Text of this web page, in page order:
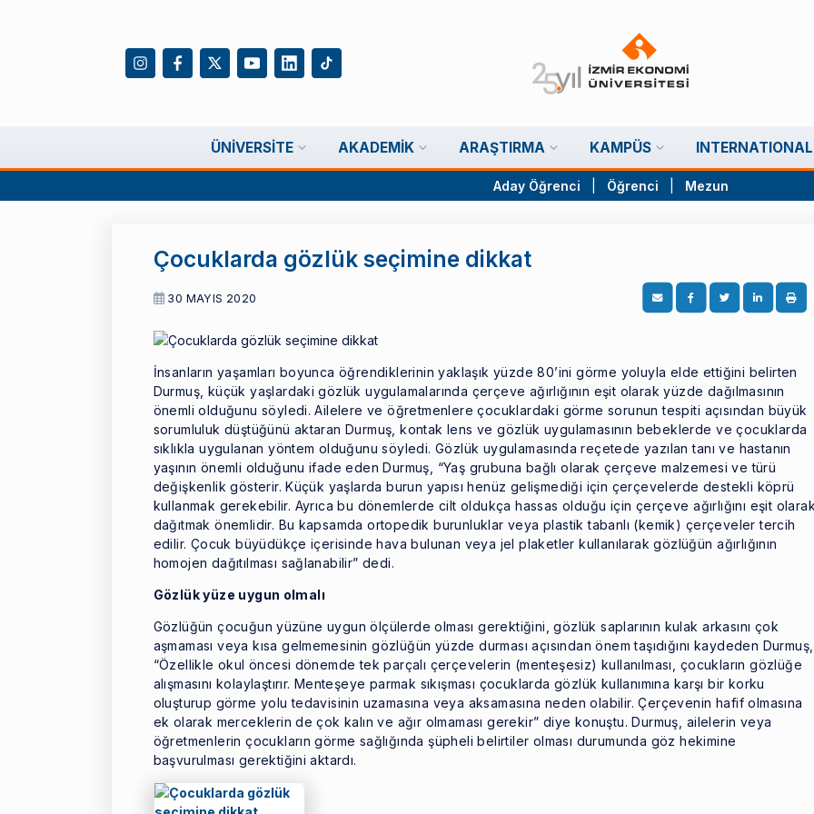
ÜNIVERSITE AKADEMIK ARAŞTIRMA KAMPÜS INTERNATIONAL
Aday Öğrenci Öğrenci Mezun
Çocuklarda gözlük seçimine dikkat
30 MAYIS 2020
İnsanların yaşamları boyunca öğrendiklerinin yaklaşık yüzde 80’ini görme yoluyla elde ettiğini belirten
Durmuş, küçük yaşlardaki gözlük uygulamalarında çerçeve ağırlığının eşit olarak yüzde dağılmasının
önemli olduğunu söyledi. Ailelere ve öğretmenlere çocuklardaki görme sorunun tespiti açısından büyük
sorumluluk düştüğünü aktaran Durmuş, kontak lens ve gözlük uygulamasının bebeklerde ve çocuklarda
sıklıkla uygulanan yöntem olduğunu söyledi. Gözlük uygulamasında reçetede yazılan tanı ve hastanın
yaşının önemli olduğunu ifade eden Durmuş, “Yaş grubuna bağlı olarak çerçeve malzemesi ve türü
değişkenlik gösterir. Küçük yaşlarda burun yapısı henüz gelişmediği için çerçevelerde destekli köprü
kullanmak gerekebilir. Ayrıca bu dönemlerde cilt oldukça hassas olduğu için çerçeve ağırlığını eşit
dağıtmak önemlidir. Bu kapsamda ortopedik burunluklar veya plastik tabanlı (kemik) çerçeveler tercih
edilir. Çocuk büyüdükçe içerisinde hava bulunan veya jel plaketler kullanılarak gözlüğün ağırlığının
homojen dağıtılması sağlanabilir” dedi.
Gözlük yüze uygun olmalı
Gözlüğün çocuğun yüzüne uygun ölçülerde olması gerektiğini, gözlük saplarının kulak arkasını çok
aşmaması veya kısa gelmemesinin gözlüğün yüzde durması açısından önem taşıdığını kaydeden Durmuş,
“Özellikle okul öncesi dönemde tek parçalı çerçevelerin (menteşesiz) kullanılması, çocukların gözlüğe
alışmasını kolaylaştırır. Menteşeye parmak sıkışması çocuklarda gözlük kullanımına karşı bir korku
oluşturup görme yolu tedavisinin uzamasına veya aksamasına neden olabilir. Çerçevenin hafif olmasına
ek olarak merceklerin de çok kalın ve ağır olmaması gerekir” diye konuştu. Durmuş, ailelerin veya
öğretmenlerin çocukların görme sağlığında şüpheli belirtiler olması durumunda göz hekimine
başvurulması gerektiğini aktardı.